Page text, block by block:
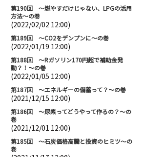
第190回 ～燃やすだけじゃない、LPGの活用
方法～の巻
(2022/02/02 12:00)
第189回 ～CO2をデンプンに～の巻
(2022/01/19 12:00)
第188回 ～Rガソリン170円超で補助金発
動？！～の巻
(2022/01/05 12:00)
第187回 ～エネルギーの備蓄って？～の巻
(2021/12/15 12:00)
第186回 ～尿素ってどうやって作るの？～の
巻
(2021/12/01 12:00)
第185回 ～石炭価格高騰と投資のヒミツ～の
巻